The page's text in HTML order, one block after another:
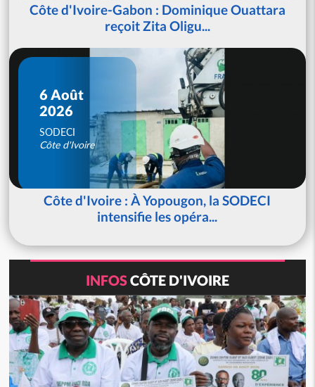
Côte d'Ivoire-Gabon : Dominique Ouattara
reçoit Zita Oligu...
6 Août
2026
SODECI
Côte d'Ivoire
Côte d'Ivoire : À Yopougon, la SODECI
intensifie les opéra...
INFOSCÔTE D'IVOIRE